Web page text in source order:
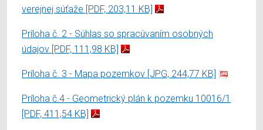
verejnej súťaže [PDF, 203,11 KB]
Príloha č. 2 - Súhlas so spracúvaním osobných
údajov [PDF, 111,98 KB]
Príloha č. 3 - Mapa pozemkov [JPG, 244,77 KB]
Príloha č.4 - Geometrický plán k pozemku 10016/1
[PDF, 411,54 KB]